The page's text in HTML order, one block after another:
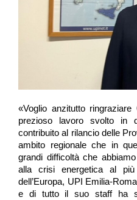
«Voglio anzitutto
prezioso lavoro svolto in
contribuito al rilancio delle
ambito regionale che in
grandi difficoltà che
alla crisi energetica al
dell’Europa, UPI Emilia-
e di tutto il suo staff ha